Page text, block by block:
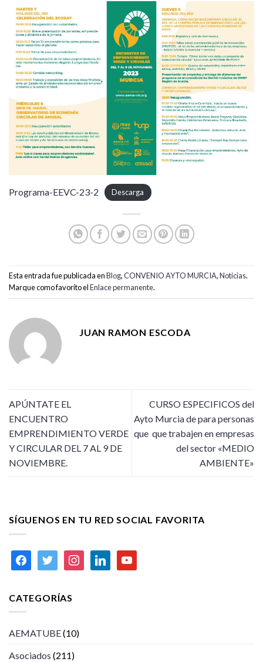
Programa-EEVC-23-2 Descarga
Esta entrada fue publicada enBlog,CONVENIO AYTO MURCIA,Noticias.
Marque como favorito elEnlace permanente.
JUAN RAMON ESCODA
APÚNTATE EL
ENCUENTRO
EMPRENDIMIENTO VERDE
Y CIRCULAR DEL 7 AL 9 DE
NOVIEMBRE.
CURSO ESPECIFICOS del
Ayto Murcia de para personas
que que trabajen en empresas
del sector «MEDIO
AMBIENTE»
SÍGUENOS EN TU RED SOCIAL FAVORITA
facebooktwitter instagramlinkedin youtube
CATEGORÍAS
AEMATUBE(10)
Asociados (211)